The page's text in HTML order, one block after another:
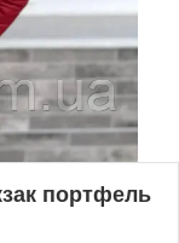
портфель